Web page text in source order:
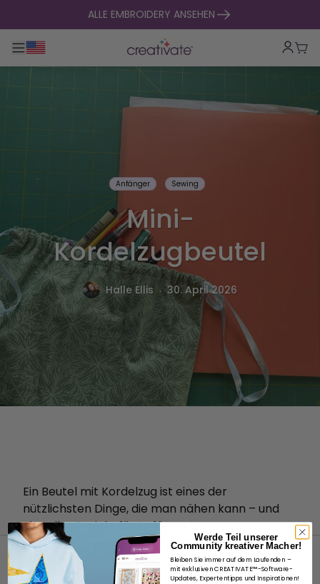
zum Inhalt springenALLE EMBROIDERY ANSEHEN
Hauptnavigation umklappen
Anfänger Sewing
Mini-
Kordelzugbeutel
Halle Ellis . 30. April 2026
Ein Beutel mit Kordelzug ist eines der
nützlichsten Dinge, die man nähen kann – und
ein tolles Projekt für Anfänger!
Werde Teil unserer
Community kreativer Macher!
Bleiben Sie immer auf dem Laufenden –
mit exklusiven CREATIVATE™-Software-
Updates, Expertentipps und Inspirationen!